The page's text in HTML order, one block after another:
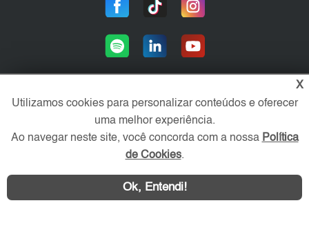
WhatsApp Contatar
Área exclusiva aos anunciantes,
acesse sua conta:
X
Utilizamos cookies para personalizar conteúdos e oferecer
uma melhor experiência.
Ao navegar neste site, você concorda com a nossa Política
de Cookies.
Ok, Entendi!